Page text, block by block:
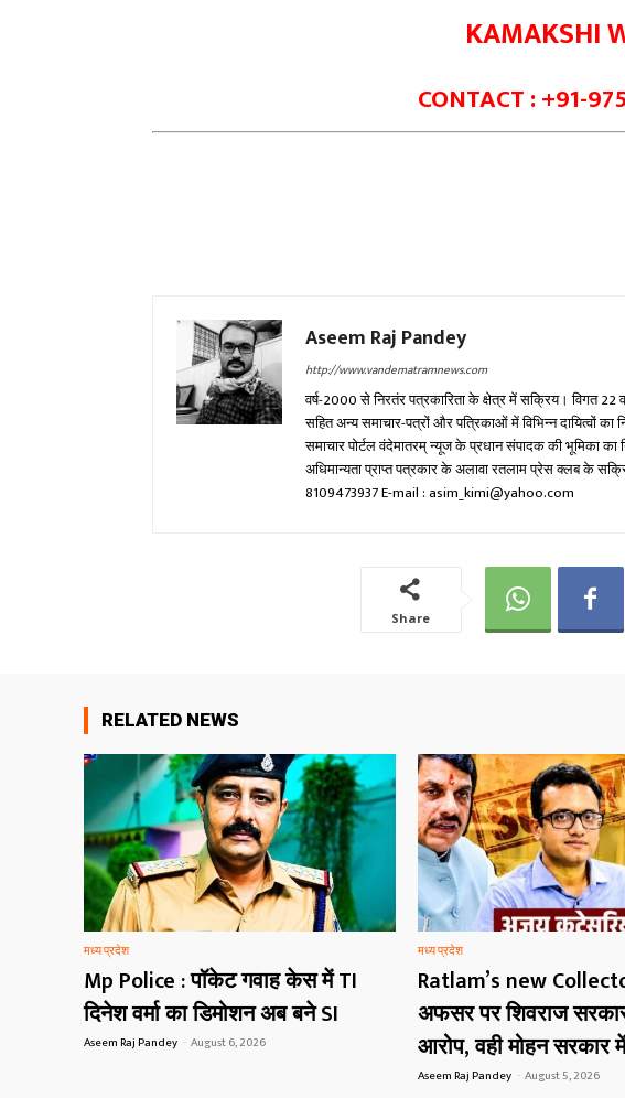
KAMAKSHI
CONTACT : +91-
Aseem Raj Pandey
http://www.vandematramnews.com
वर्ष-2000 से निरतंर पत्रकारिता के क्षेत्र में सक्रिय। विगत 22
सहित अन्य समाचार-पत्रों और पत्रिकाओं में विभिन्न दायित्वों का
समाचार पोर्टल वंदेमातरम् न्यूज के प्रधान संपादक की भूमिका
अधिमान्यता प्राप्त पत्रकार के अलावा रतलाम प्रेस क्लब के
8109473937 E-mail : asim_kimi@yahoo.com
Share
RELATED NEWS
मध्य प्रदेश
Mp Police : पॉकेट गवाह केस में TI
दिनेश वर्मा का डिमोशन अब बने SI
Aseem Raj Pandey - August 6, 2026
मध्य प्रदेश
Ratlam’s new
अफसर पर शिवराज
आरोप, वही मोहन सरकार
Aseem Raj Pandey - August 5, 2026